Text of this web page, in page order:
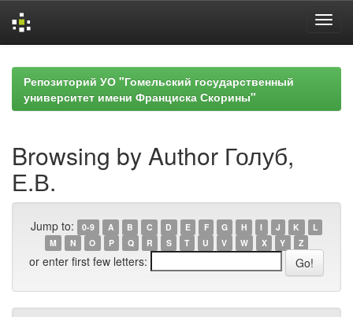
navigationРепозиторий УО "Гомельский государственный
университет имени Франциска Скорины"
Browsing by Author Голуб,
Е.В.
Jump to: 0-9 A B C D E F G H I J K
L
M
N O P Q R S T U V W X Y Z
or enter first few letters: